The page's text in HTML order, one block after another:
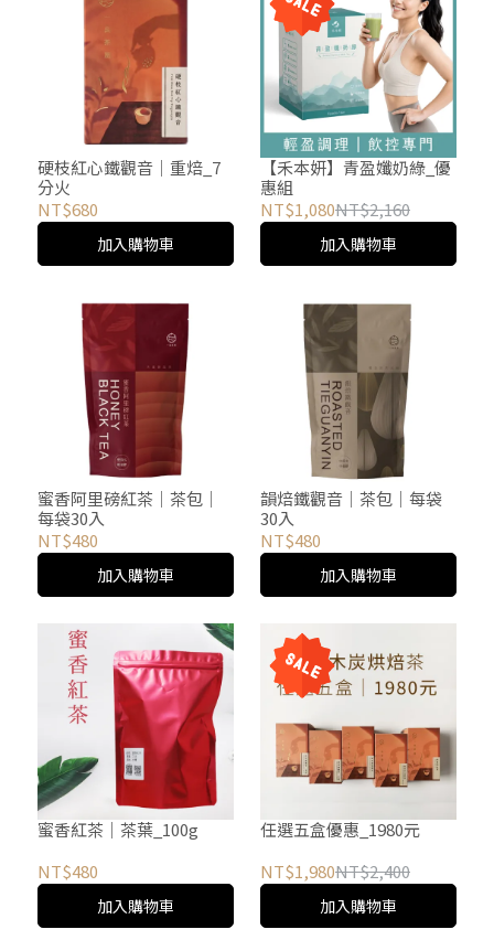
硬枝紅心鐵觀音│重焙_7
分火
NT$680
加入購物車
【禾本妍】青盈孅奶綠_優
惠組
NT$1,080NT$2,160
加入購物車
蜜香阿里磅紅茶│茶包│
每袋30入
NT$480
加入購物車
韻焙鐵觀音│茶包│每袋
30入
NT$480
加入購物車
蜜香紅茶｜茶葉_100g
NT$480
加入購物車
任選五盒優惠_1980元
NT$1,980NT$2,400
加入購物車